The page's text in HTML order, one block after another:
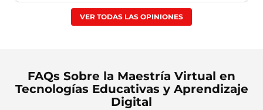
VER TODAS LAS OPINIONES
FAQs Sobre la Maestría Virtual en
Tecnologías Educativas y Aprendizaje
Digital